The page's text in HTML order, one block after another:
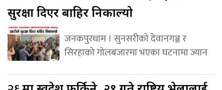
सुरक्षा दिएर बाहिर निकाल्यो
जनकपुरधाम । सुनसरीको देवानगञ्ज र
सिरहाको गोलबजारमा भएका घटनामा ज्यान